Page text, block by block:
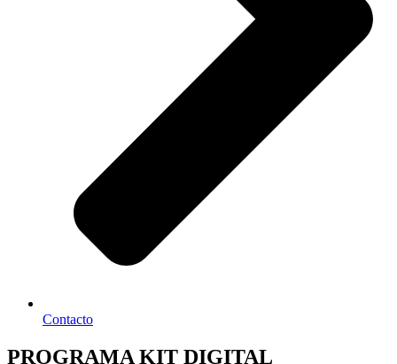
Contacto
PROGRAMA KIT DIGITAL